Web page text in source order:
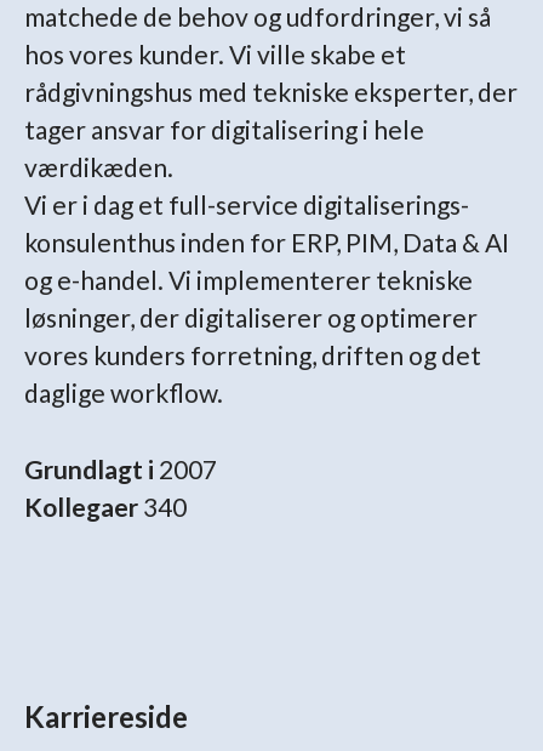
matchede de behov og udfordringer, vi så
hos vores kunder. Vi ville skabe et
rådgivningshus med tekniske eksperter, der
tager ansvar for digitalisering i hele
værdikæden.
Vi er i dag et full-service digitaliserings-
konsulenthus inden for ERP, PIM, Data & AI
og e-handel. Vi implementerer tekniske
løsninger, der digitaliserer og optimerer
vores kunders forretning, driften og det
daglige workflow.
Grundlagt i 2007
Kollegaer 340
Karriereside